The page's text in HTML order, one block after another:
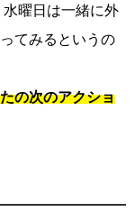
曜日は一緒に外
てみるというの
の次のアクショ